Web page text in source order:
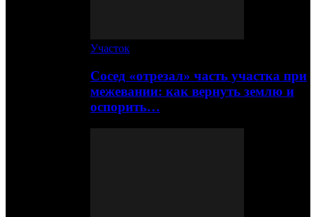
Участок
Сосед «отрезал» часть участка при
межевании: как вернуть землю и
оспорить…